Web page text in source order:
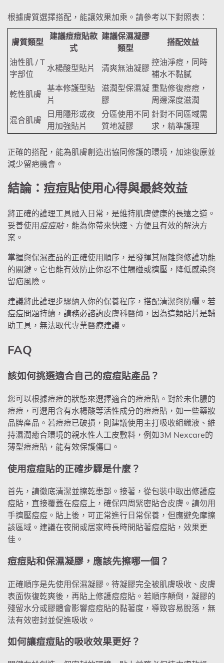
根據膚質選擇搭配，能讓效果加乘。請參考以下對照表：
膚質類型
建議痘痘貼款
式
建議保濕凝膠
類型
搭配效益
油性肌 / T
字部位
水楊酸型貼片 清爽無油凝膠
控油淨痘，同時
補水不黏膩
乾性肌膚
基本修護型貼
片
滋潤型保濕凝
膠
重點修復痘痘，
周邊深度滋潤
混合肌膚
日用隱形或夜
用加強貼片
分區使用不同
質地凝膠
針對不同區域需
求，精準護理
正確的搭配，能為肌膚創造出協同修護的環境，加速復原並
減少留疤機會。
結論：痘痘貼使用心得與最終效益
將正確的護理工具融入日常，是維持肌膚健康的長遠之道。
妥善使用 痘痘貼，能為你帶來快速、方便且有效的解決方
案。
掌握與保濕產品的正確使用順序，是發揮其隔離與修護功能
的關鍵。它也能有效防止你忍不住觸碰或擠壓，降低感染與
留疤風險。
建議將此護理步驟納入你的保養程序，搭配清潔與防曬。若
痘痘問題持續，請務必諮詢皮膚科醫師，因為這類貼片是輔
助工具，無法取代專業醫療建議。
FAQ
該如何挑選適合自己的痘痘貼產品？
您可以根據痘痘的狀態來選擇適合的痘痘貼。對於未化膿的
痘痘，可選用含有水楊酸等活性成分的痘痘貼，如一些藥妝
品牌產品。若痘痘已破損，則建議使用主打吸收組織液、維
持濕潤癒合環境的親水性人工皮敷料，例如3M Nexcare的
薄型痘痘貼，能有效保護傷口。
使用痘痘貼的正確步驟是什麼？
首先，請徹底清潔並擦乾患部。接著，從包裝中取出修護痘
痘貼，直接覆蓋在痘痘上，確保四周緊密貼合皮膚。請勿用
手擠壓痘痘。貼上後，可正常進行日常保養，但應避免摩擦
該區域。建議在夜間或居家時長時間貼著痘痘貼，效果更
佳。
痘痘貼和保濕凝膠，應該先擦哪一個？
正確順序是先使用保濕凝膠。待凝膠完全被肌膚吸收、皮膚
表面恢復乾爽後，再貼上修護痘痘貼。若順序顛倒，凝膠的
殘留水分或膠體會影響痘痘貼的黏著度，導致容易脫落，無
法有效密封並促進吸收。
如何讓痘痘貼的吸收效果更好？